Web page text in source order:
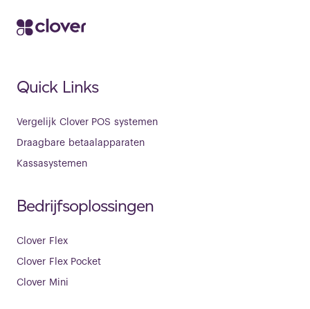
Quick Links
Vergelijk Clover POS systemen
Draagbare betaalapparaten
Kassasystemen
Bedrijfsoplossingen
Clover Flex
Clover Flex Pocket
Clover Mini